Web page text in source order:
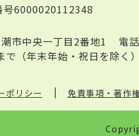
号6000020112348
市中央一丁目2番地1 電
で（年末年始・祝日を除く
ポリシー 免責事項・著作